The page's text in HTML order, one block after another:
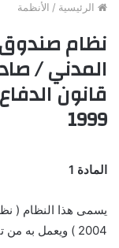
الرئيسية / الأنظمة
نظام صندوق
1999
المادة 1
يسمى هذا النظام (
2004 ) ويعمل به من تاريخ نشره في الجريدة الرسمية.